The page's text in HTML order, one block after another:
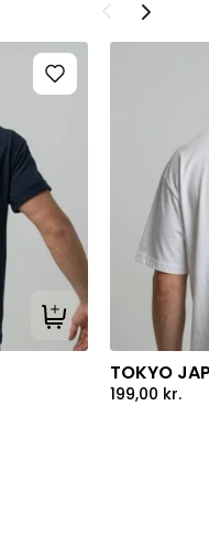
Tilføj til kurv
TOKYO
199,00 kr.